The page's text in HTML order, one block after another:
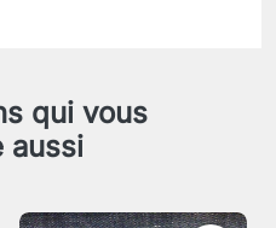
qui vous
aussi